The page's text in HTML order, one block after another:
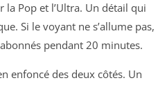
la Pop et l’Ultra. Un détail qui
Si le voyant ne s’allume pas,
pendant 20 minutes.
enfoncé des deux côtés. Un